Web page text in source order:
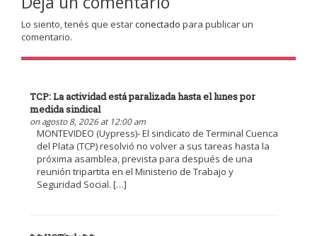
Lo siento, tenés que estarconectado para publicar un
comentario.
TCP: La actividad está paralizada hasta el lunes por
medida sindical
on agosto 8, 2026 at 12:00 am
MONTEVIDEO (Uypress)- El sindicato de Terminal Cuenca
del Plata (TCP) resolvió no volver a sus tareas hasta la
próxima asamblea, prevista para después de una
reunión tripartita en el Ministerio de Trabajo y
Seguridad Social. […]